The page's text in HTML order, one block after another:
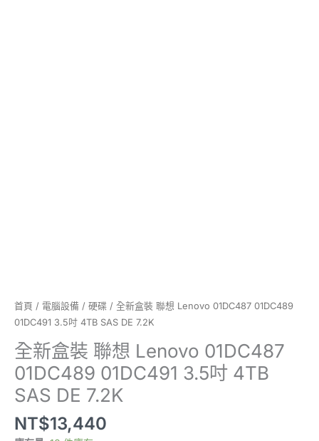
首頁 / 電腦設備 / 硬碟 / 全新盒裝 聯想 Lenovo 01DC487 01DC489
01DC491 3.5吋 4TB SAS DE 7.2K
全新盒裝 聯想 Lenovo 01DC487
01DC489 01DC491 3.5吋 4TB
SAS DE 7.2K
NT$13,440